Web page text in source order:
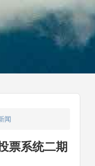
闻
票系统二期